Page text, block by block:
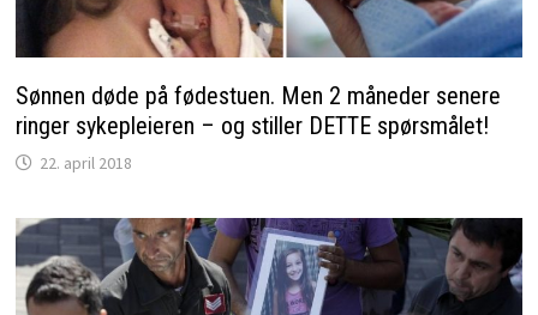
Sønnen døde på fødestuen. Men 2 måneder senere
ringer sykepleieren – og stiller DETTE spørsmålet!
22. april 2018